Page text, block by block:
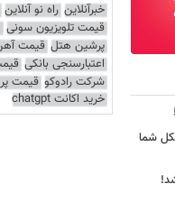
شما
خبرآنلاین راه نو آنلاین
قیمت تلویزیون سونی
پرشین هتل قیمت آهن
اعتبارسنجی بانکی
شرکت رادوکو قیمت
خرید اکانت chatgpt